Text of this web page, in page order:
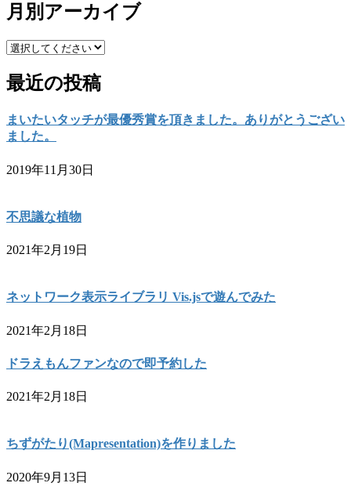
月別アーカイブ
最近の投稿
まいたいタッチが最優秀賞を頂きました。ありがとうござい
ました。
2019年11月30日
不思議な植物
2021年2月19日
ネットワーク表示ライブラリ Vis.jsで遊んでみた
2021年2月18日
ドラえもんファンなので即予約した
2021年2月18日
ちずがたり(Mapresentation)を作りました
2020年9月13日